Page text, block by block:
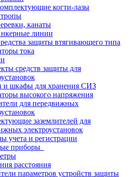
когти-лазы
канаты
линии
защиты втягивающего типа
тока
средств защиты для
и шкафы для хранения СИЗ
высокого напряжения
для передвижных
заземлителей для
электроустановок
учета и регистрации
приборы
расстояния
параметров устройств защиты